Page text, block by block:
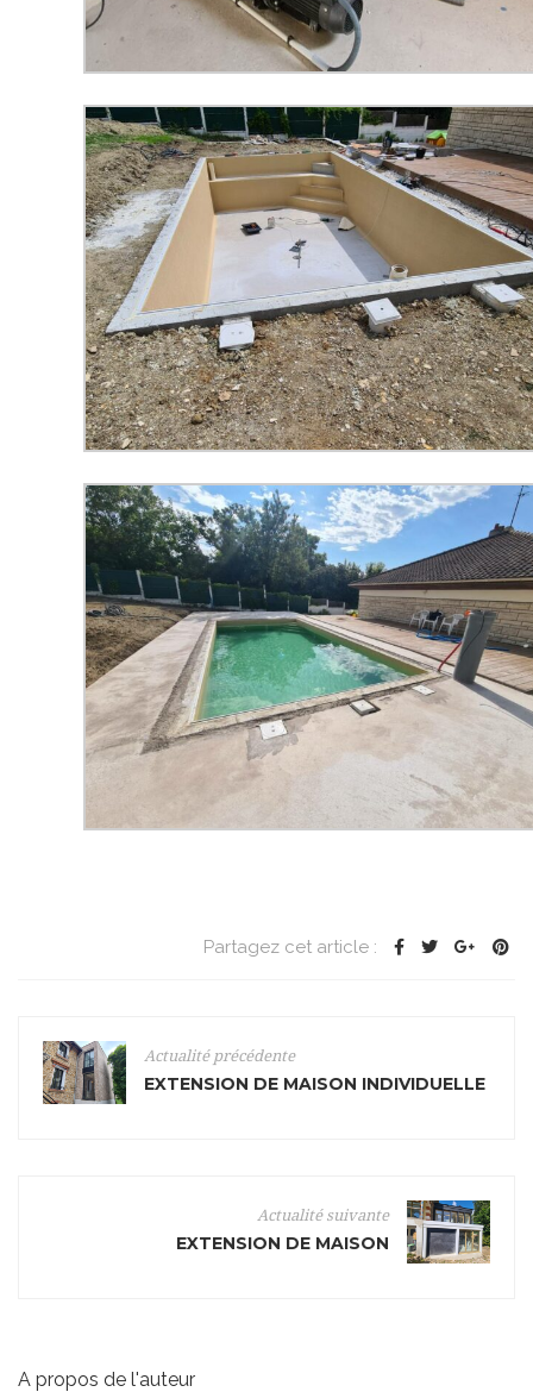
Partagez cet article :
Actualité précédente
EXTENSION DE MAISON INDIVIDUELLE
Actualité suivante
EXTENSION DE MAISON
A propos de l'auteur